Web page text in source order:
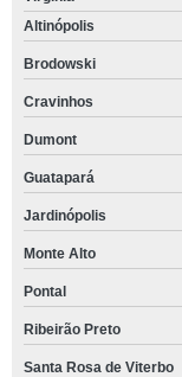
Altinópolis
Brodowski
Cravinhos
Dumont
Guatapará
Jardinópolis
Monte Alto
Pontal
Ribeirão Preto
Santa Rosa de Viterbo